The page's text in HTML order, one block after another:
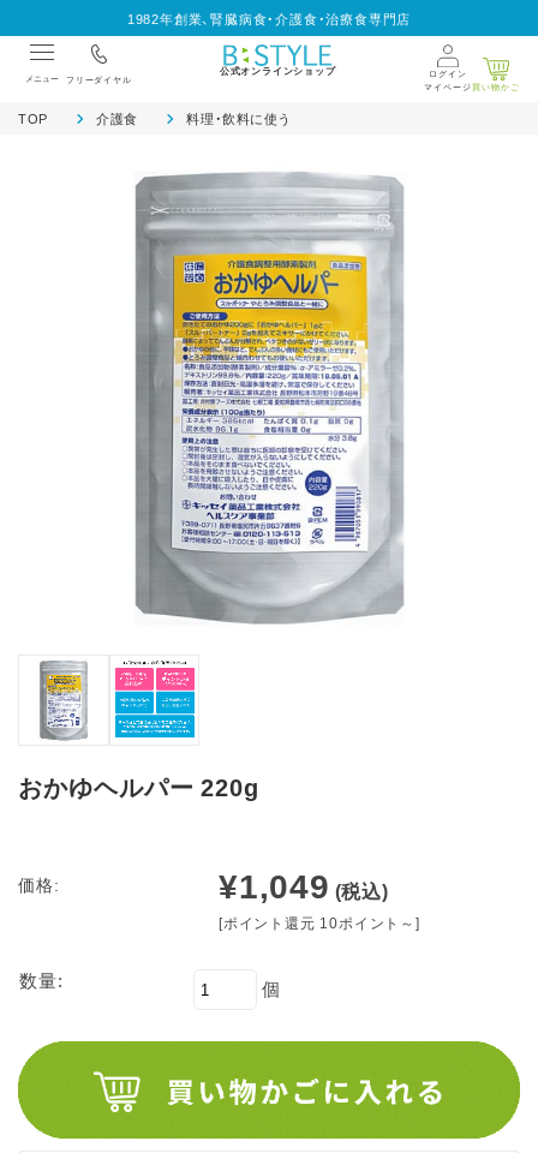
1982年創業、腎臓病食・介護食・治療食専門店
メニュー フリーダイヤル
公式オンラインショップ
ログイン
マイページ買い物かご
TOP 介護食 料理・飲料に使う
おかゆヘルパー 220g
価格: ¥1,049 (税込)
[ポイント還元 10ポイント～]
数量: 個